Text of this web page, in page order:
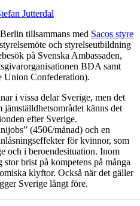
Jutterdal
tillsammans med Sacos styre
och styrelseutbildning
på Svenska Ambassaden,
BDA samt
Union Confederation).
i vissa delar Sverige, men det
känns det
efter Sverige.
(450€/månad) och en
för kvinnor, som
och i beroendesituation. Inom
brist på kompetens på många
klyftor. Också när det gäller
Sverige långt före.